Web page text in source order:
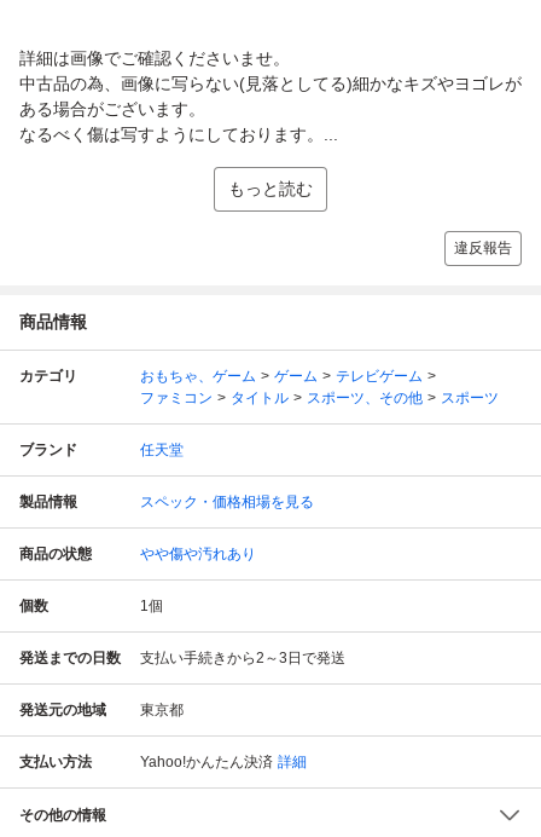
詳細は画像でご確認くださいませ。
中古品の為、画像に写らない(見落としてる)細かなキズやヨゴレが
ある場合がございます。
なるべく傷は写すようにしております。...
もっと読む
違反報告
商品情報
カテゴリ おもちゃ、ゲーム ゲーム
テレビゲーム
ファミコン
タイトル スポーツ、その他 スポーツ
ブランド 任天堂
製品情報 スペック・価格相場を見る
商品の状態 やや傷や汚れあり
個数 1個
発送までの日数 支払い手続きから2～3日で発送
発送元の地域 東京都
支払い方法 Yahoo!かんたん決済 詳細
その他の情報